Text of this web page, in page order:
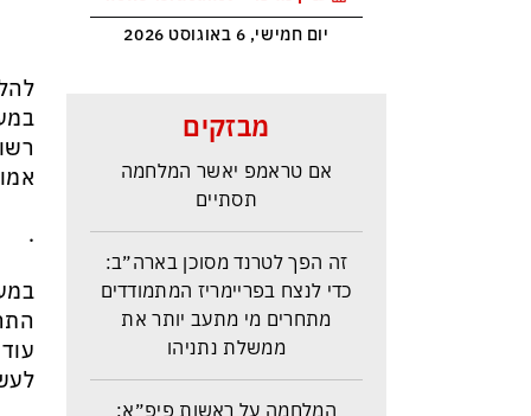
יום חמישי, 6 באוגוסט 2026
מבזקים
תפעול משותף של מצר הורמוז –
תסתיים
כדי לנצח בפריימריז המתמודדים
מתחרים מי מתעב יותר את
ממשלת נתניהו
.